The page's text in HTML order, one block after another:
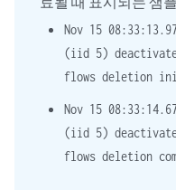
Nov 15
(iid 5) deactivate/
flows deletion
Nov 15
(iid 5) deactivate/
flows deletion